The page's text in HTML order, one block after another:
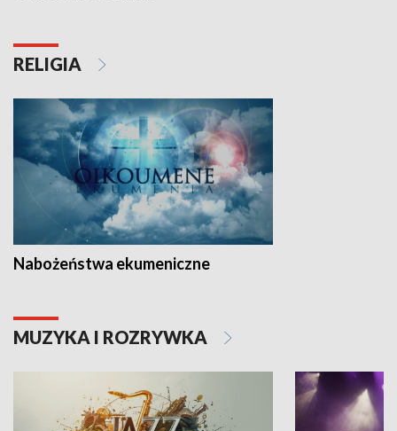
RELIGIA
Nabożeństwa ekumeniczne
MUZYKA I ROZRYWKA